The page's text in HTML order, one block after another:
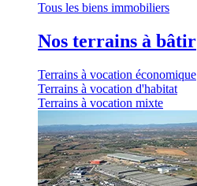
Tous les biens immobiliers
Nos terrains à bâtir
Terrains à vocation économique
Terrains à vocation d'habitat
Terrains à vocation mixte